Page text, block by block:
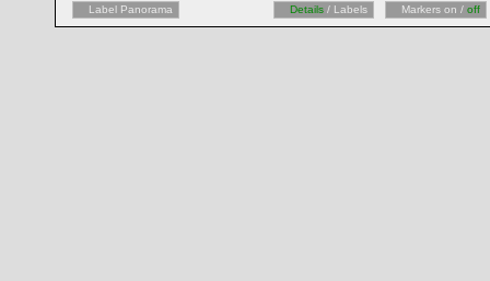
Label Panorama Details / Labels Markers on / off